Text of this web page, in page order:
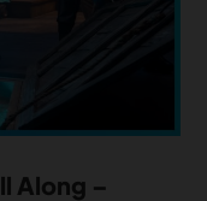
Along –